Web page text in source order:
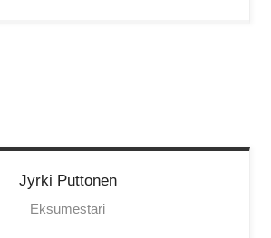
Jyrki Puttonen
Eksumestari